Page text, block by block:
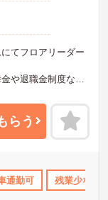
産休･育休･介護休
てフロアリーダー
や退職金制度など
らに詳細をお話い
らう
通勤可 残業少なめ